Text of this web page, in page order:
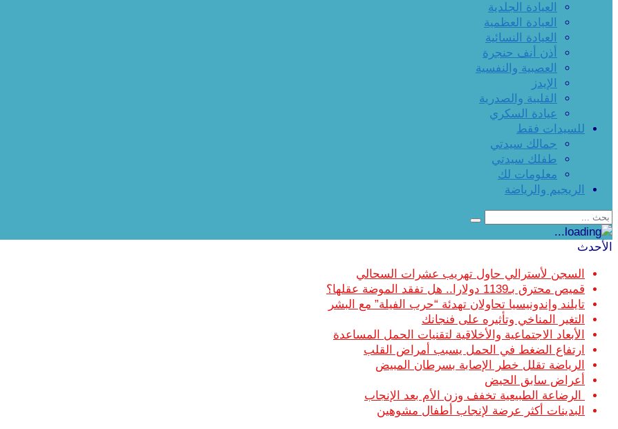
العيادة الجلدية
العيادة العظمية
العيادة النسائية
أذن أنف حنجرة
العصبية والنفسية
الإيدز
القلبية والصدرية
عيادة السكري
للسيدات فقط
جمالك سيدتي
طفلك سيدتي
معلومات لك
الريجيم والرياضة
الأحدث
السجن لأسترالي حاول تهريب عشرات السحالي
قميص محترق بـ1139 دولارا.. هل تفقد الموضة عقلها؟
تايلند وإندونيسيا تحاولان تهدئة “حرب الفيلة” مع البشر
التغير المناخي وتأثيره على فنجانك
الأبعاد الاجتماعية والأخلاقية لتقنيات الحمل المساعدة
ارتفاع الضغط في الحمل يسبب أمراض القلب
الرياضة تقلل خطر الإصابة بسرطان المبيض
أعراض سابق الحيض
الرضاعة الطبيعية تخفف وزن الأم بعد الإنجاب
البدينات أكثر عرضة لإنجاب أطفال مشوهين